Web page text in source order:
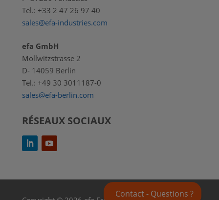
Tel.: +33 2 47 26 97 40
sales@efa-industries.com
efa GmbH
Mollwitzstrasse 2
D- 14059 Berlin
Tel.: +49 30 3011187-0
sales@efa-berlin.com
RÉSEAUX SOCIAUX
Contact - Questions ?